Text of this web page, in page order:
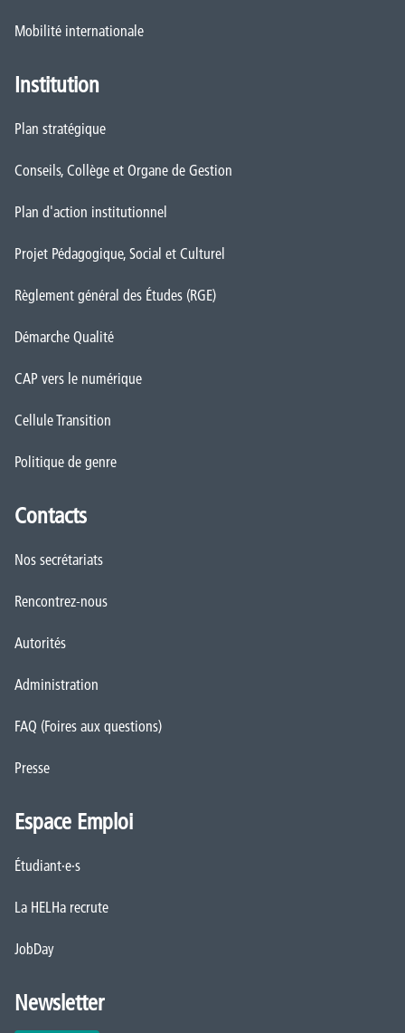
Mobilité internationale
Institution
Plan stratégique
Conseils, Collège et Organe de Gestion
Plan d'action institutionnel
Projet Pédagogique, Social et Culturel
Règlement général des Études (RGE)
Démarche Qualité
CAP vers le numérique
Cellule Transition
Politique de genre
Contacts
Nos secrétariats
Rencontrez-nous
Autorités
Administration
FAQ (Foires aux questions)
Presse
Espace Emploi
Étudiant·e·s
La HELHa recrute
JobDay
Newsletter